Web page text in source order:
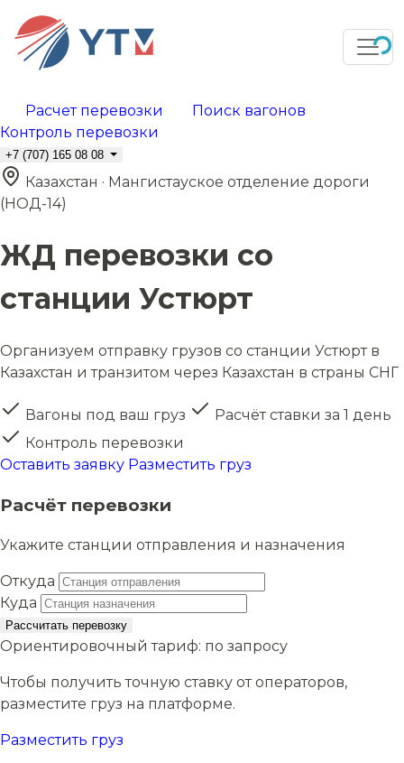
Расчет перевозки
Поиск вагонов
Контроль перевозки
+7 (707) 165 08 08
Казахстан · Мангистауское отделение дороги
(НОД-14)
ЖД перевозки со
станции Устюрт
Организуем отправку грузов со станции Устюрт в
Казахстан и транзитом через Казахстан в страны СНГ
Вагоны под ваш груз
Расчёт ставки за 1 день
Контроль перевозки
Оставить заявку Разместить груз
Расчёт перевозки
Укажите станции отправления и назначения
Откуда
Куда
Рассчитать перевозку
Ориентировочный тариф: по запросу
Чтобы получить точную ставку от операторов,
разместите груз на платформе.
Разместить груз